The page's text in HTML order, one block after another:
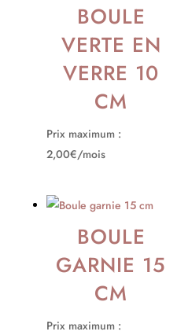
BOULE
VERTE EN
VERRE 10
CM
Prix maximum :
2,00€/mois
BOULE
GARNIE 15
CM
Prix maximum :